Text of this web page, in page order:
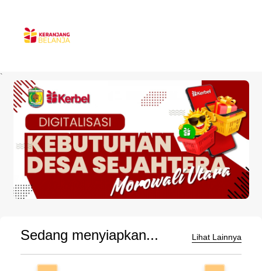
`
Sedang menyiapkan... Lihat Lainnya